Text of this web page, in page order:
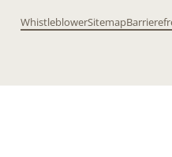
WhistleblowerSitemap